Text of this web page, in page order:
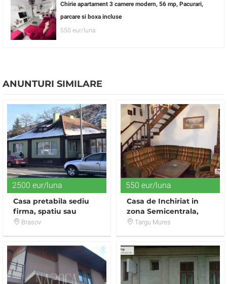
Chirie apartament 3 camere modern, 56 mp, Pacurari,
parcare si boxa incluse
550 eur/luna
ANUNTURI SIMILARE
2500 eur/luna
Casa pretabila sediu
firma, spatiu sau
locuinta
Brasov
550 eur/luna
Casa de Inchiriat in
zona Semicentrala,
oferita de Fayora
Targu Mures